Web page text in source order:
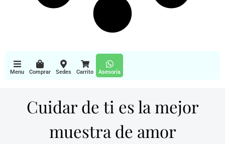
Menu Comprar Sedes Carrito Asesoría
Cuidar de ti es la mejor
muestra de amor